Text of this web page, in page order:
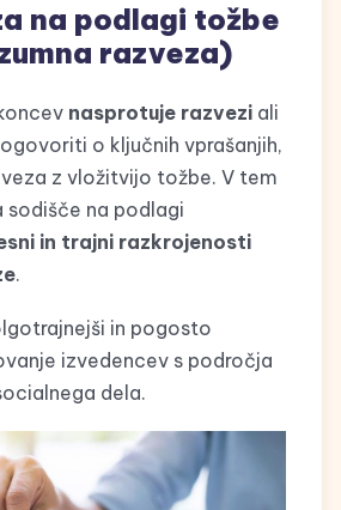
na podlagi tožbe
razveza)
nasprotuje razvezi ali
o ključnih vprašanjih,
z vložitvijo tožbe. V tem
sodišče na podlagi
in trajni razkrojenosti
.
in pogosto
izvedencev s področja
dela.